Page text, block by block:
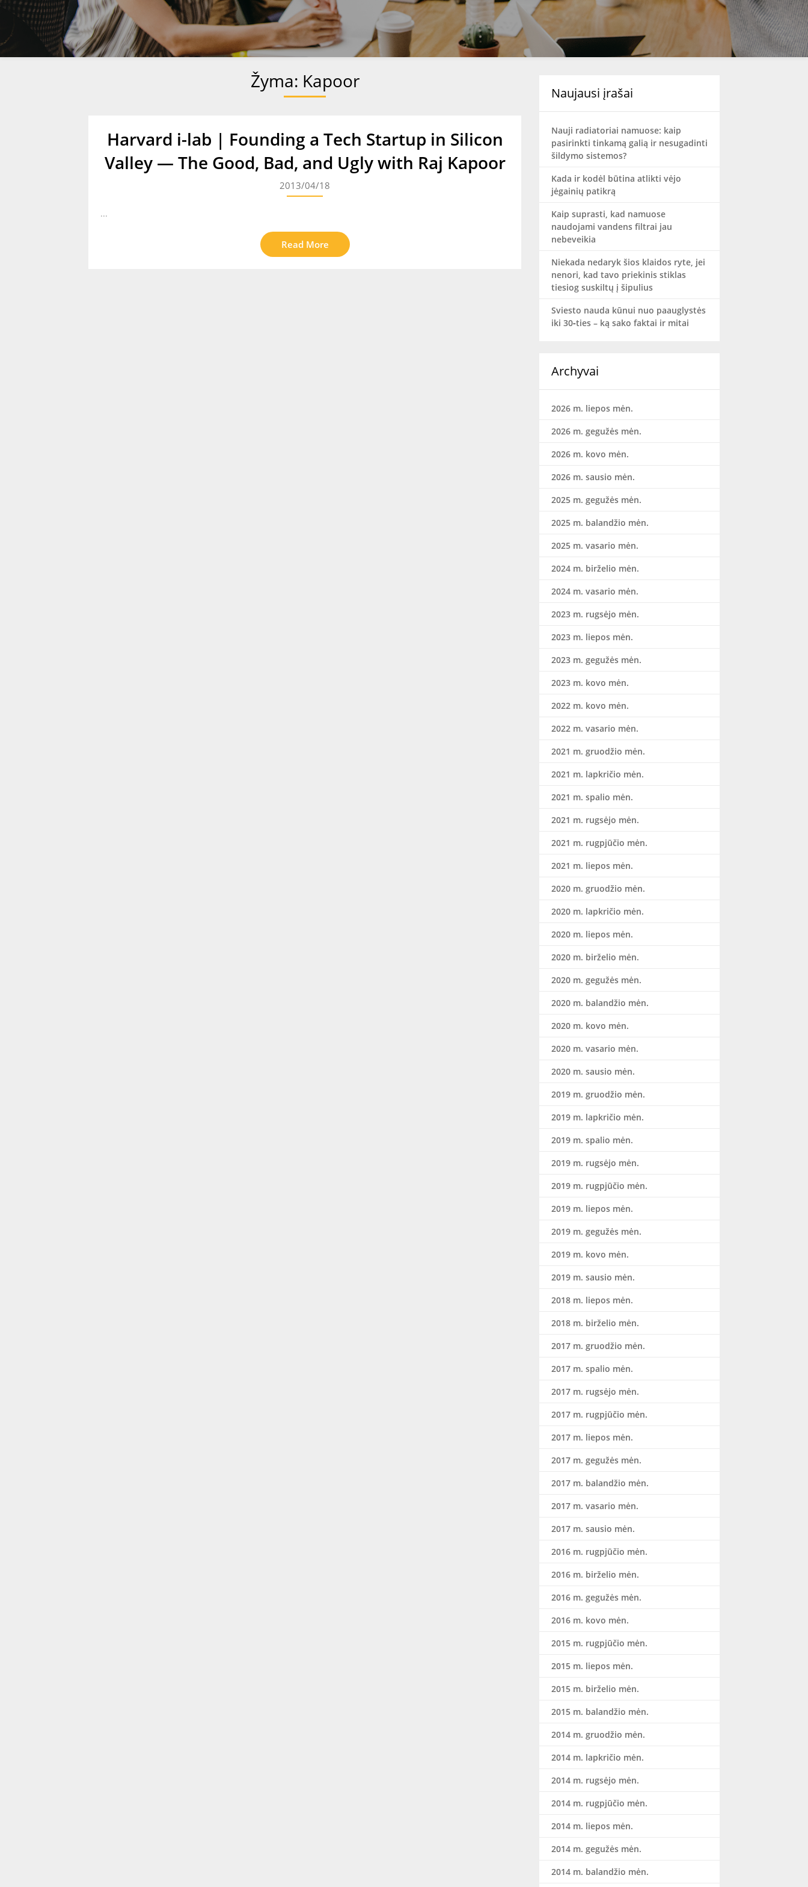
Žyma: Kapoor
Harvard i-lab | Founding a Tech Startup in Silicon
Valley — The Good, Bad, and Ugly with Raj Kapoor
2013/04/18
...
Read More
Naujausi įrašai
Nauji radiatoriai namuose: kaip
pasirinkti tinkamą galią ir nesugadinti
šildymo sistemos?
Kada ir kodėl būtina atlikti vėjo
jėgainių patikrą
Kaip suprasti, kad namuose
naudojami vandens filtrai jau
nebeveikia
Niekada nedaryk šios klaidos ryte, jei
nenori, kad tavo priekinis stiklas
tiesiog suskiltų į šipulius
Sviesto nauda kūnui nuo paauglystės
iki 30‑ties – ką sako faktai ir mitai
Archyvai
2026 m. liepos mėn.
2026 m. gegužės mėn.
2026 m. kovo mėn.
2026 m. sausio mėn.
2025 m. gegužės mėn.
2025 m. balandžio mėn.
2025 m. vasario mėn.
2024 m. birželio mėn.
2024 m. vasario mėn.
2023 m. rugsėjo mėn.
2023 m. liepos mėn.
2023 m. gegužės mėn.
2023 m. kovo mėn.
2022 m. kovo mėn.
2022 m. vasario mėn.
2021 m. gruodžio mėn.
2021 m. lapkričio mėn.
2021 m. spalio mėn.
2021 m. rugsėjo mėn.
2021 m. rugpjūčio mėn.
2021 m. liepos mėn.
2020 m. gruodžio mėn.
2020 m. lapkričio mėn.
2020 m. liepos mėn.
2020 m. birželio mėn.
2020 m. gegužės mėn.
2020 m. balandžio mėn.
2020 m. kovo mėn.
2020 m. vasario mėn.
2020 m. sausio mėn.
2019 m. gruodžio mėn.
2019 m. lapkričio mėn.
2019 m. spalio mėn.
2019 m. rugsėjo mėn.
2019 m. rugpjūčio mėn.
2019 m. liepos mėn.
2019 m. gegužės mėn.
2019 m. kovo mėn.
2019 m. sausio mėn.
2018 m. liepos mėn.
2018 m. birželio mėn.
2017 m. gruodžio mėn.
2017 m. spalio mėn.
2017 m. rugsėjo mėn.
2017 m. rugpjūčio mėn.
2017 m. liepos mėn.
2017 m. gegužės mėn.
2017 m. balandžio mėn.
2017 m. vasario mėn.
2017 m. sausio mėn.
2016 m. rugpjūčio mėn.
2016 m. birželio mėn.
2016 m. gegužės mėn.
2016 m. kovo mėn.
2015 m. rugpjūčio mėn.
2015 m. liepos mėn.
2015 m. birželio mėn.
2015 m. balandžio mėn.
2014 m. gruodžio mėn.
2014 m. lapkričio mėn.
2014 m. rugsėjo mėn.
2014 m. rugpjūčio mėn.
2014 m. liepos mėn.
2014 m. gegužės mėn.
2014 m. balandžio mėn.